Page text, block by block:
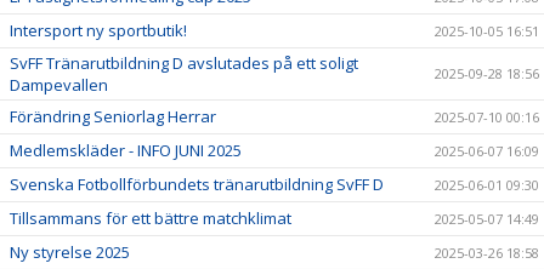
Intersport ny sportbutik! 2025-10-05 16:51
SvFF Tränarutbildning D avslutades på ett soligt
Dampevallen
2025-09-28 18:56
Förändring Seniorlag Herrar 2025-07-10 00:16
Medlemskläder - INFO JUNI 2025 2025-06-07 16:09
Svenska Fotbollförbundets tränarutbildning SvFF D 2025-06-01 09:30
Tillsammans för ett bättre matchklimat 2025-05-07 14:49
Ny styrelse 2025 2025-03-26 18:58